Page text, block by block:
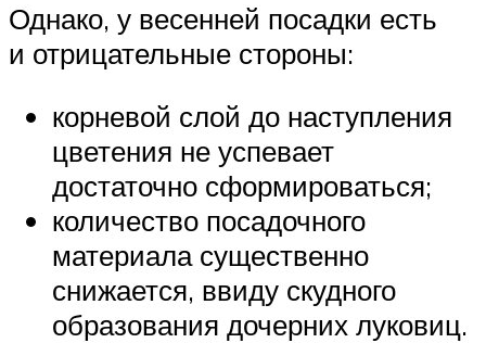
Однако, у весенней посадки есть
и отрицательные стороны:
корневой слой до наступления
цветения не успевает
достаточно сформироваться;
количество посадочного
материала существенно
снижается, ввиду скудного
образования дочерних луковиц.